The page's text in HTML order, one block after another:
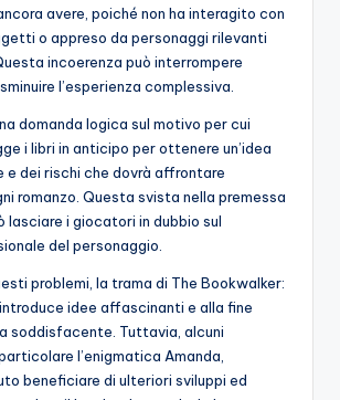
avere, poiché non ha interagito con
o appreso da personaggi rilevanti
incoerenza può interrompere
l’esperienza complessiva.
domanda logica sul motivo per cui
i libri in anticipo per ottenere un’idea
e dei rischi che dovrà affrontare
romanzo. Questa svista nella premessa
lasciare i giocatori in dubbio sul
del personaggio.
problemi, la trama di The Bookwalker:
idee affascinanti e alla fine
soddisfacente. Tuttavia, alcuni
l’enigmatica Amanda,
beneficiare di ulteriori sviluppi ed